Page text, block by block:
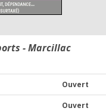
- Marcillac
Ouvert
Ouvert